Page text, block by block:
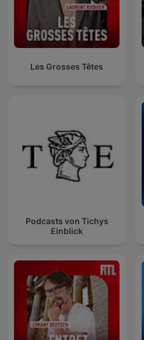
Les Grosses Têtes
Podcasts von Tichys
Einblick